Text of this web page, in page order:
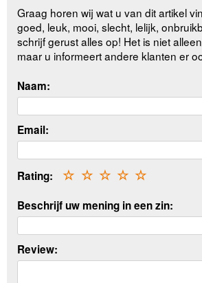
Graag horen wij wat u van dit artikel
goed, leuk, mooi, slecht, lelijk,
schrijf gerust alles op! Het is niet
maar u informeert andere klanten er
Naam:
Email:
Rating: ☆
☆
☆
☆
☆
Beschrijf uw mening in een zin:
Review: